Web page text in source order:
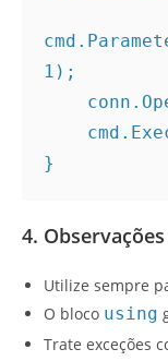
1);
}
4.
Utilize sempre
O bloco using
Trate exceções